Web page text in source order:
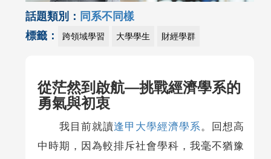
話題類別： 同系不同樣
標籤：
跨領域學習 大學學生 財經學群
從茫然到啟航—挑戰經濟學系的
勇氣與初衷
我目前就讀逢甲大學經濟學系。回想高
中時期，因為較排斥社會學科，我毫不猶豫